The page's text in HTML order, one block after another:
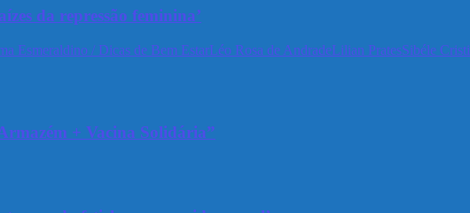
da repressão feminina’
Esmeraldino / Dicas de Bem EstarLéo Rosa de AndradeLilian PratesSibéle
+ Vacina Solidária”